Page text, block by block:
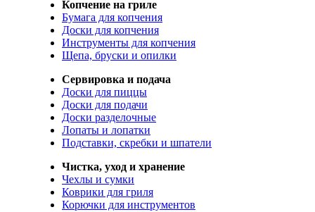
Копчение на гриле
Бумага для копчения
Доски для копчения
Инструменты для копчения
Щепа, бруски и опилки
Сервировка и подача
Доски для пиццы
Доски для подачи
Доски разделочные
Лопаты и лопатки
Подставки, скребки и шпатели
Чистка, уход и хранение
Чехлы и сумки
Коврики для гриля
Корючки для инструментов